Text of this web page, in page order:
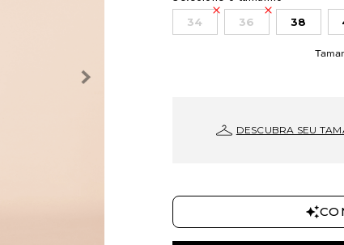
34 36 38
DESCUBRA SEU